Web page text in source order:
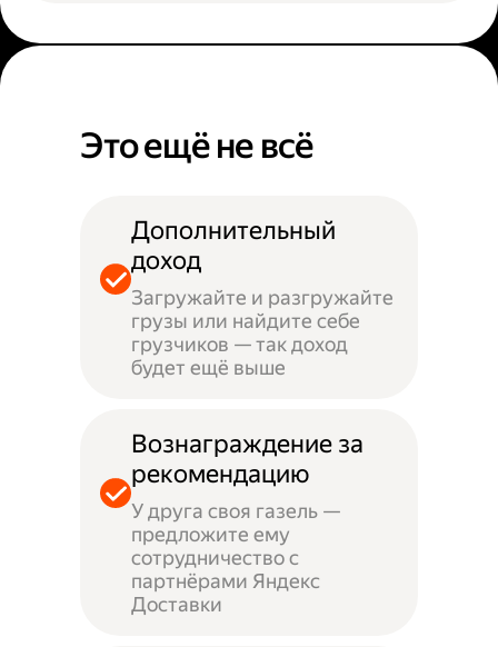
Это ещё не всё
Дополнительный
доход
Загружайте и разгружайте
грузы или найдите себе
грузчиков — так доход
будет ещё выше
Вознаграждение за
рекомендацию
У друга своя газель —
предложите ему
сотрудничество с
партнёрами Яндекс
Доставки